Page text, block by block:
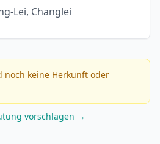
Lei, Changlei
noch keine Herkunft oder
vorschlagen →